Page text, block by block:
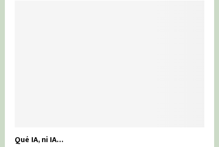
Qué IA, ni IA…